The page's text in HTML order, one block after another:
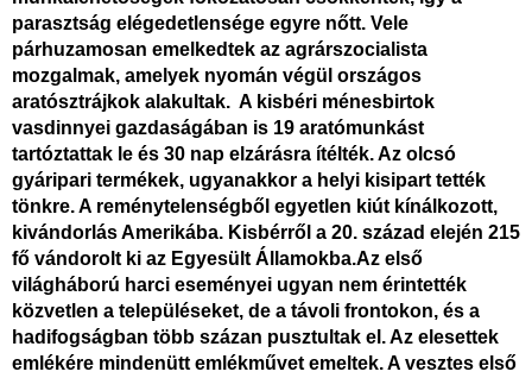
parasztság elégedetlensége egyre nőtt. Vele
párhuzamosan emelkedtek az agrárszocialista
mozgalmak, amelyek nyomán végül országos
aratósztrájkok alakultak. A kisbéri ménesbirtok
vasdinnyei gazdaságában is 19 aratómunkást
tartóztattak le és 30 nap elzárásra ítélték. Az olcsó
gyáripari termékek, ugyanakkor a helyi kisipart tették
tönkre. A reménytelenségből egyetlen kiút kínálkozott,
kivándorlás Amerikába. Kisbérről a 20. század elején 215
fő vándorolt ki az Egyesült Államokba.Az első
világháború harci eseményei ugyan nem érintették
közvetlen a településeket, de a távoli frontokon, és a
hadifogságban több százan pusztultak el. Az elesettek
emlékére mindenütt emlékművet emeltek. A vesztes első